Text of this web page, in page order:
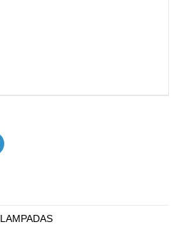
LAMPADAS